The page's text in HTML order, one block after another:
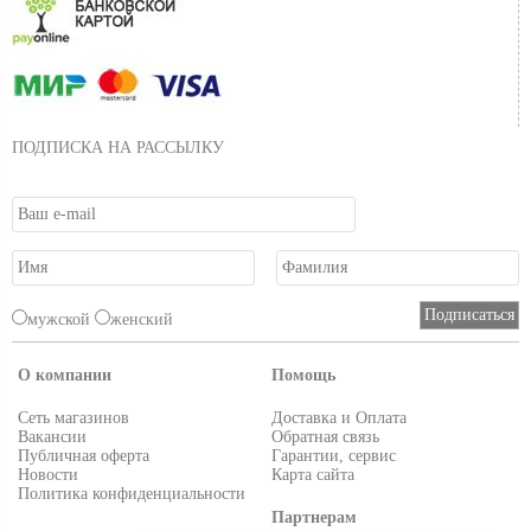
ПОДПИСКА НА РАССЫЛКУ
мужской женский
О компании
Сеть магазинов
Вакансии
Публичная оферта
Новости
Политика конфиденциальности
Помощь
Доставка и Оплата
Обратная связь
Гарантии, сервис
Карта сайта
Партнерам